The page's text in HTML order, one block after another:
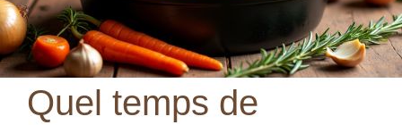
Quel temps de